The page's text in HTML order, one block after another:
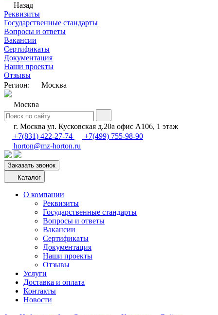
Назад
Реквизиты
Государственные стандарты
Вопросы и ответы
Вакансии
Сертификаты
Документация
Наши проекты
Отзывы
Регион:
Москва
Москва
г. Москва ул. Кусковская д.20а офис А106, 1 этаж
+7(831) 422-27-74
+7(499) 755-98-90
horton@mz-horton.ru
Заказать звонок
Каталог
О компании
Реквизиты
Государственные стандарты
Вопросы и ответы
Вакансии
Сертификаты
Документация
Наши проекты
Отзывы
Услуги
Доставка и оплата
Контакты
Новости